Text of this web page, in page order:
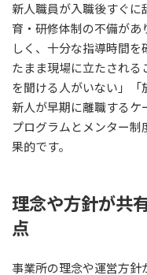
新人職員が入職後すぐに
育・研修体制の不備があ
しく、十分な指導時間
たまま現場に立たされる
を聞ける人がいない」「
新人が早期に離職するケ
プログラムとメンター
果的です。
理念や方針が共
点
事業所の理念や運営方針